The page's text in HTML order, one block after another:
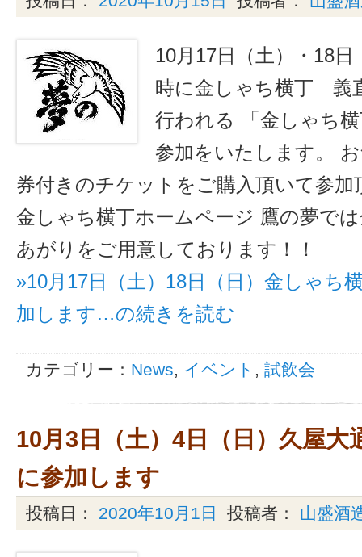
10月17日（土）・18
時に金しゃち横丁 義
行われる 「金しゃち
参加をいたします。
券付きのチケットをご購入頂いて参
金しゃち横丁ホームページ 鷹の夢で
あがりをご用意しております！！
»10月17日（土）18日（日）金しゃち
加します…の続きを読む
カテゴリー： News, イベント , 試飲会
10月3日（土）4日（日）久屋大
に参加します
投稿日： 2020年10月1日 投稿者： 山盛酒